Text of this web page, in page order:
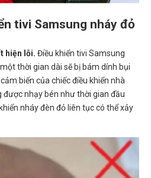
tivi Samsung nháy đỏ
hiện lỗi. Điều khiển tivi Samsung
thời gian dài sẽ bị bám dính bụi
biến của chiếc điều khiển nhà
được nhạy bén như thời gian đầu
nháy đèn đỏ liên tục có thể xảy